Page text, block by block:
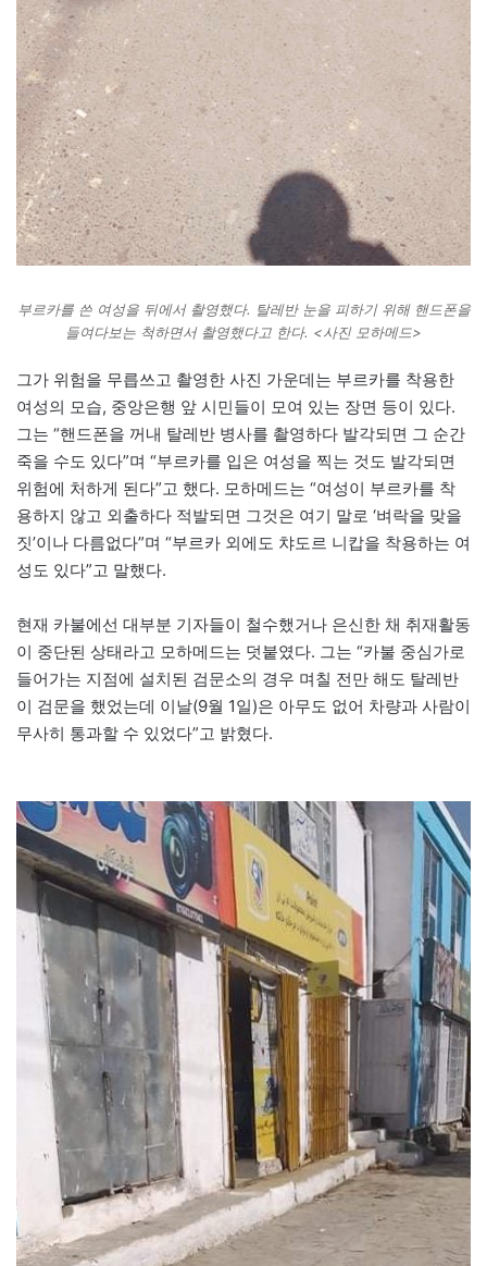
부르카를 쓴 여성을 뒤에서 촬영했다. 탈레반 눈을 피하기 위해 핸드폰을
들여다보는 척하면서 촬영했다고 한다. <사진 모하메드>
그가 위험을 무릅쓰고 촬영한 사진 가운데는 부르카를 착용한
여성의 모습, 중앙은행 앞 시민들이 모여 있는 장면 등이 있다.
그는 “핸드폰을 꺼내 탈레반 병사를 촬영하다 발각되면 그 순간
죽을 수도 있다”며 “부르카를 입은 여성을 찍는 것도 발각되면
위험에 처하게 된다”고 했다. 모하메드는 “여성이 부르카를 착
용하지 않고 외출하다 적발되면 그것은 여기 말로 ‘벼락을 맞을
짓’이나 다름없다”며 “부르카 외에도 챠도르 니캅을 착용하는 여
성도 있다”고 말했다.
현재 카불에선 대부분 기자들이 철수했거나 은신한 채 취재활동
이 중단된 상태라고 모하메드는 덧붙였다. 그는 “카불 중심가로
들어가는 지점에 설치된 검문소의 경우 며칠 전만 해도 탈레반
이 검문을 했었는데 이날(9월 1일)은 아무도 없어 차량과 사람이
무사히 통과할 수 있었다”고 밝혔다.